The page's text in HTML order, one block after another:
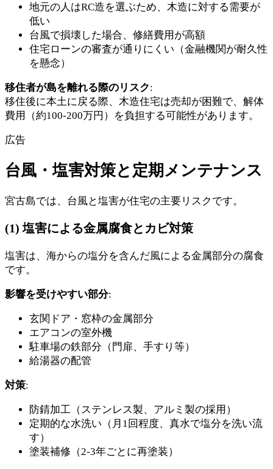
地元の人はRC造を選ぶため、木造に対する需要が
低い
台風で損壊した場合、修繕費用が高額
住宅ローンの審査が通りにくい（金融機関が耐久性
を懸念）
移住者が島を離れる際のリスク:
移住後に本土に戻る際、木造住宅は売却が困難で、解体
費用（約100-200万円）を負担する可能性があります。
広告
台風・塩害対策と定期メンテナンス
宮古島では、台風と塩害が住宅の主要リスクです。
(1) 塩害による金属腐食とカビ対策
塩害は、海からの塩分を含んだ風による金属部分の腐食
です。
影響を受けやすい部分:
玄関ドア・窓枠の金属部分
エアコンの室外機
駐車場の鉄部分（門扉、手すり等）
給湯器の配管
対策:
防錆加工（ステンレス製、アルミ製の採用）
定期的な水洗い（月1回程度、真水で塩分を洗い流
す）
塗装補修（2-3年ごとに再塗装）